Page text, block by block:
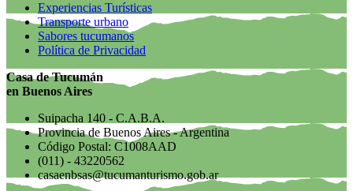
Experiencias Turísticas
Transporte urbano
Sabores tucumanos
Política de Privacidad
Casa de Tucumán
en Buenos Aires
Suipacha 140 - C.A.B.A.
Provincia de Buenos Aires - Argentina
Código Postal: C1008AAD
(011) - 43220562
casaenbsas@tucumanturismo.gob.ar